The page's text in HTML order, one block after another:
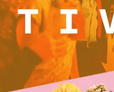
15,40 € Aggiungi